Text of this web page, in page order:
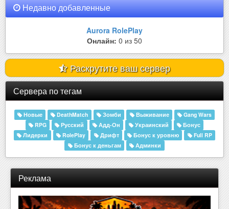
Недавно добавленные
Aurora RolePlay
Онлайн: 0 из 50
Раскрутите ваш сервер
Сервера по тегам
Новые DeathMatch Зомби Выживание
Gang Wars
RPG
Русский Адд-Он Украинский
Бонус
Лидерки
RolePlay Дрифт Бонус к уровню
Full RP
Бонус к деньгам
Админки
Реклама